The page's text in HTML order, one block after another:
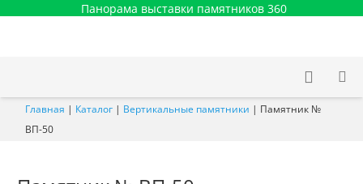
Панорама выставки памятников 360
Главная | Каталог | Вертикальные памятники | Памятник №
ВП-50